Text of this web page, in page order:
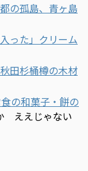
の孤島、青ヶ島
った」クリーム
田杉桶樽の木材
の和菓子・餅の
ええじゃない